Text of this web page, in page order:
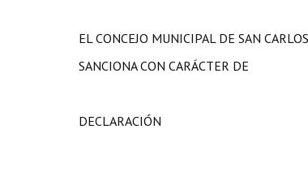
EL CONCEJO MUNICIPAL DE SAN
SANCIONA CON CARÁCTER DE
DECLARACIÓN